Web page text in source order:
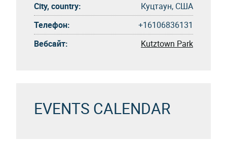
City, country:
Куцтаун, США
Телефон:
+16106836131
Вебсайт:
Kutztown Park
EVENTS CALENDAR